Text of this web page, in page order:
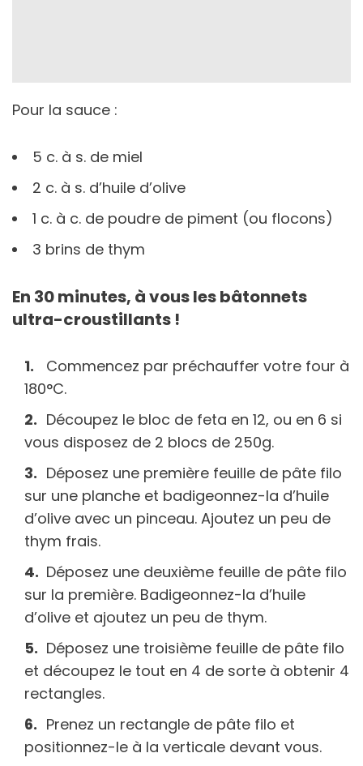
Pour la sauce :
5 c. à s. de miel
2 c. à s. d’huile d’olive
1 c. à c. de poudre de piment (ou flocons)
3 brins de thym
En 30 minutes, à vous les bâtonnets
ultra-croustillants !
Commencez par préchauffer votre four à
180°C.
Découpez le bloc de feta en 12, ou en 6 si
vous disposez de 2 blocs de 250g.
Déposez une première feuille de pâte filo
sur une planche et badigeonnez-la d’huile
d’olive avec un pinceau. Ajoutez un peu de
thym frais.
Déposez une deuxième feuille de pâte filo
sur la première. Badigeonnez-la d’huile
d’olive et ajoutez un peu de thym.
Déposez une troisième feuille de pâte filo
et découpez le tout en 4 de sorte à obtenir 4
rectangles.
Prenez un rectangle de pâte filo et
positionnez-le à la verticale devant vous.